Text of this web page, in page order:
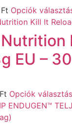
Ft Opciók
EU –
Ft Opciók